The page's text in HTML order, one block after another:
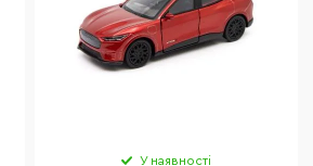
У наявності